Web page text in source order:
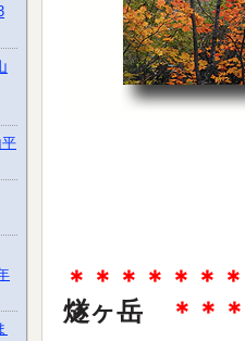
＊＊＊＊＊＊
燧ヶ岳
＊＊